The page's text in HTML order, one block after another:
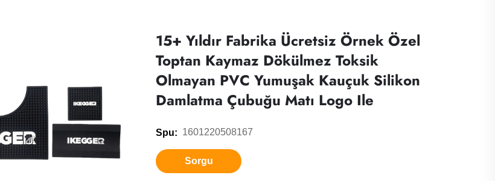
15+ Yıldır Fabrika Ücretsiz Örnek Özel
Toptan Kaymaz Dökülmez Toksik
Olmayan PVC Yumuşak Kauçuk Silikon
Damlatma Çubuğu Matı Logo Ile
Spu: 1601220508167
Sorgu